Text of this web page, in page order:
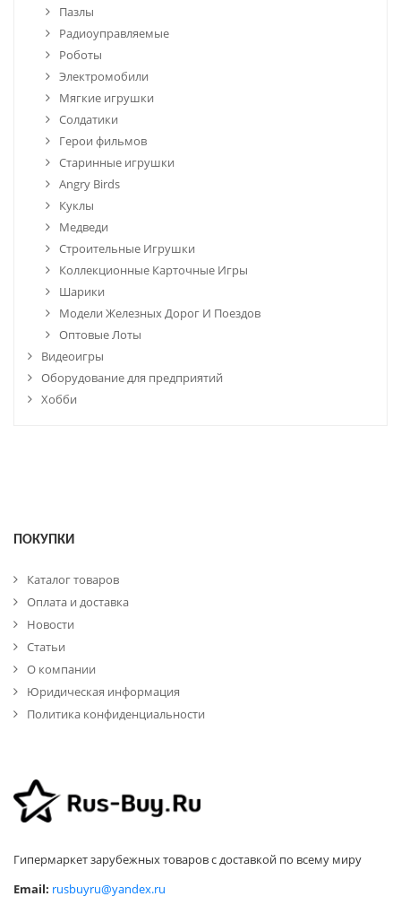
Пазлы
Радиоуправляемые
Роботы
Электромобили
Мягкие игрушки
Солдатики
Герои фильмов
Старинные игрушки
Angry Birds
Куклы
Медведи
Строительные Игрушки
Коллекционные Карточные Игры
Шарики
Модели Железных Дорог И Поездов
Оптовые Лоты
Видеоигры
Оборудование для предприятий
Хобби
ПОКУПКИ
Каталог товаров
Оплата и доставка
Новости
Статьи
О компании
Юридическая информация
Политика конфиденциальности
Гипермаркет зарубежных товаров с доставкой по всему миру
Email: rusbuyru@yandex.ru